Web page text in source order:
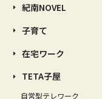
紀南NOVEL
子育て
在宅ワーク
TETA子屋
自営型テレワーク